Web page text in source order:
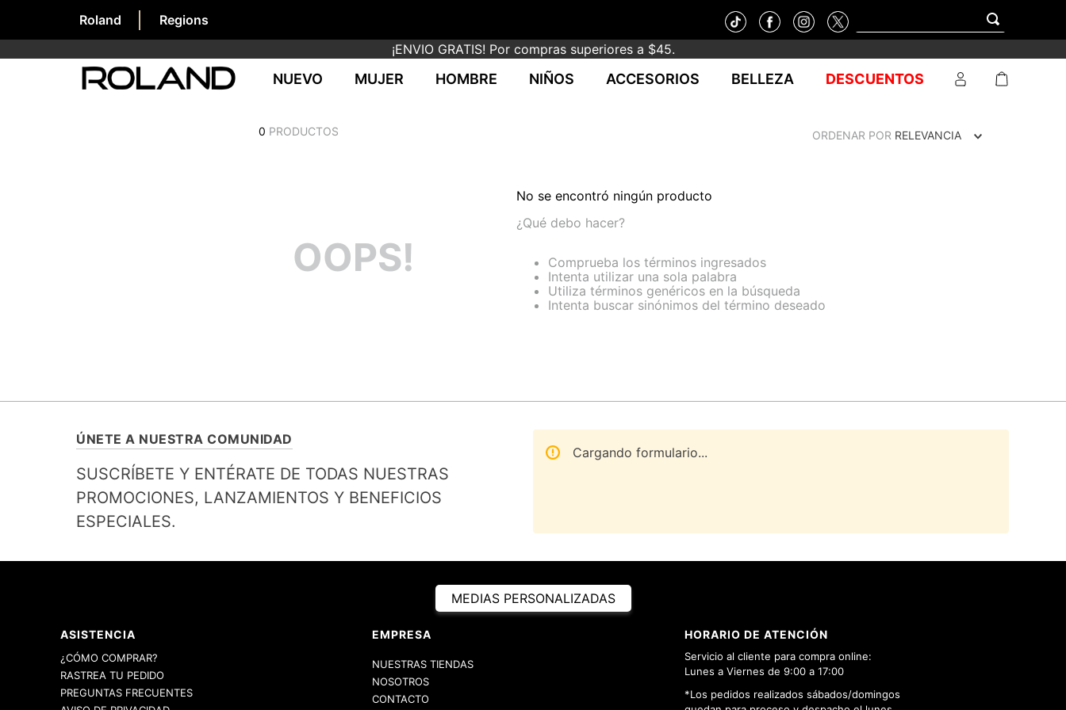
Roland
Regions
¡ENVIO GRATIS! Por compras superiores a $45.
NUEVO MUJER HOMBRE NIÑOS ACCESORIOS BELLEZA DESCUENTOS
0 PRODUCTOS ORDENAR POR RELEVANCIA
OOPS!
No se encontró ningún producto
¿Qué debo hacer?
Comprueba los términos ingresados
Intenta utilizar una sola palabra
Utiliza términos genéricos en la búsqueda
Intenta buscar sinónimos del término deseado
ÚNETE A NUESTRA COMUNIDAD
SUSCRÍBETE Y ENTÉRATE DE TODAS NUESTRAS
PROMOCIONES, LANZAMIENTOS Y BENEFICIOS
ESPECIALES.
Cargando formulario...
MEDIAS PERSONALIZADAS
ASISTENCIA
¿CÓMO COMPRAR?
RASTREA TU PEDIDO
PREGUNTAS FRECUENTES
EMPRESA
NUESTRAS TIENDAS
NOSOTROS
CONTACTO
HORARIO DE ATENCIÓN
Servicio al cliente para compra online:
Lunes a Viernes de 9:00 a 17:00
*Los pedidos realizados sábados/domingos